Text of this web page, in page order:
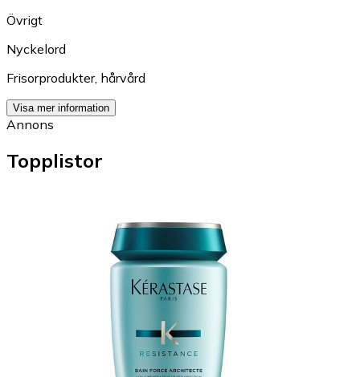
Övrigt
Nyckelord
Frisorprodukter, hårvård
Visa mer information
Annons
Topplistor